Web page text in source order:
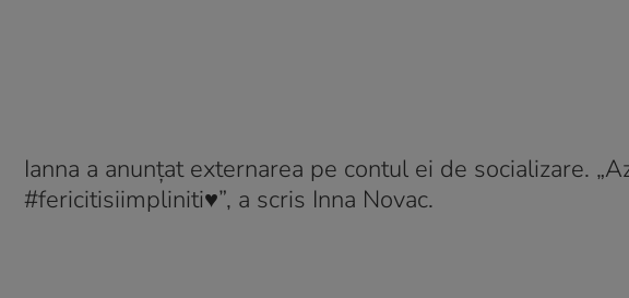
Ianna a anunțat externarea pe contul ei de socializare.
#fericitisiimpliniti♥️”, a scris Inna Novac.